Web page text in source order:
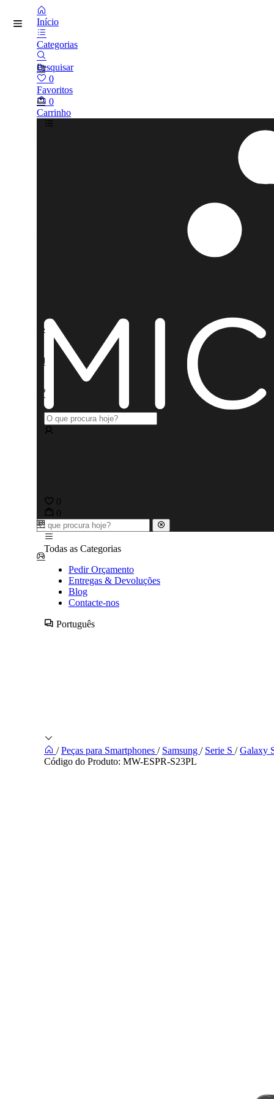
Início
Categorias
Pesquisar
0
Favoritos
0
Carrinho
0
0
Todas as Categorias
Pedir Orçamento
Entregas & Devoluções
Blog
Contacte-nos
Português
/ Peças para Smartphones / Samsung / Serie S / Galaxy
Código do Produto: MW-ESPR-S23PL